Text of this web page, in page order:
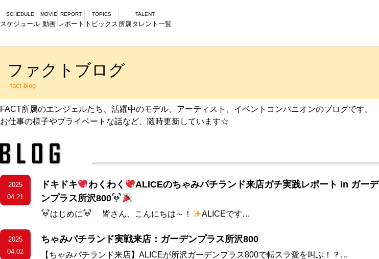
SCHEDULE
スケジュール
MOVIE
動画
REPORT
レポート
TOPICS
トピックス
TALENT
所属タレント一覧
ファクトブログ
fact blog
FACT所属のエンジェルたち、活躍中のモデル、アーティスト、イベントコンパニオンのブログです。
お仕事の様子やプライベートな話など、随時更新しています☆
2025
04.21
ドキドキ わくわく
ALICEのちゃみパチランド来店ガチ実践レポート in ガーデ
ンプラス所沢800
はじめに 皆さん、こんにちは～！ ALICEです…
2025
04.02
ちゃみパチランド実戦来店：ガーデンプラス所沢800
【ちゃみパチランド来店】ALICEが所沢ガーデンプラス800で転スラ愛を叫ぶ！？…